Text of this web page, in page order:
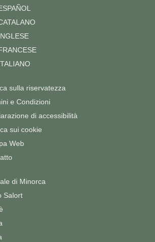
di Minorca
Salort
sulla riservatezza
e Condizioni
di accessibilità
sui cookie
Web